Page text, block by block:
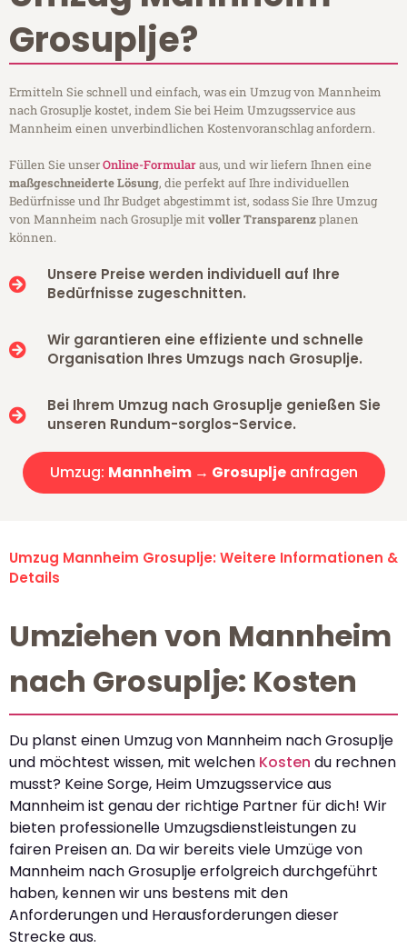
Grosuplje?
Ermitteln Sie schnell und einfach, was ein Umzug von Mannheim
nach Grosuplje kostet, indem Sie bei Heim Umzugsservice aus
Mannheim einen unverbindlichen Kostenvoranschlag anfordern.
Füllen Sie unserOnline-Formularaus, und wir liefern Ihnen eine
maßgeschneiderte Lösung, die perfekt auf Ihre individuellen
Bedürfnisse und Ihr Budget abgestimmt ist, sodass Sie Ihre Umzug
von Mannheim nach Grosuplje mitvoller Transparenzplanen
können.
Unsere Preise werden individuell auf Ihre
Bedürfnisse zugeschnitten.
Wir garantieren eine effiziente und schnelle
Organisation Ihres Umzugs nach Grosuplje.
Bei Ihrem Umzug nach Grosuplje genießen Sie
unseren Rundum-sorglos-Service.
Umzug: Mannheim → Grosupljeanfragen
Umzug Mannheim Grosuplje: Weitere Informationen &
Details
Umziehen von Mannheim
nach Grosuplje: Kosten
Du planst einen Umzug von Mannheim nach Grosuplje
und möchtest wissen, mit welchen Kosten du rechnen
musst? Keine Sorge, Heim Umzugsservice aus
Mannheim ist genau der richtige Partner für dich! Wir
bieten professionelle Umzugsdienstleistungen zu
fairen Preisen an. Da wir bereits viele Umzüge von
Mannheim nach Grosuplje erfolgreich durchgeführt
haben, kennen wir uns bestens mit den
Anforderungen und Herausforderungen dieser
Strecke aus.